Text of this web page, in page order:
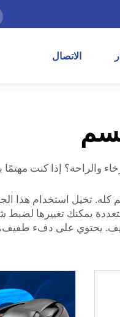
الاتصال
إذا كنت مهتمًا
تخيل استخدام هذا
يمكنك تغييرها لضبط
يحتوي على دفء